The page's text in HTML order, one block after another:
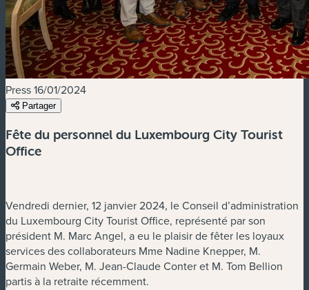
Press16/01/2024
Partager
Fête du personnel du Luxembourg City Tourist
Office
Vendredi dernier, 12 janvier 2024, le Conseil d’administration
du Luxembourg City Tourist Office, représenté par son
président M. Marc Angel, a eu le plaisir de fêter les loyaux
services des collaborateurs Mme Nadine Knepper, M.
Germain Weber, M. Jean-Claude Conter et M. Tom Bellion
partis à la retraite récemment.